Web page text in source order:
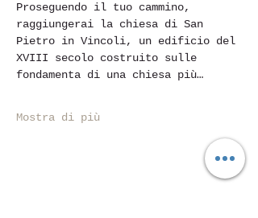
Proseguendo il tuo cammino,
raggiungerai la chiesa di San
Pietro in Vincoli, un edificio del
XVIII secolo costruito sulle
fondamenta di una chiesa più…
Mostra di più